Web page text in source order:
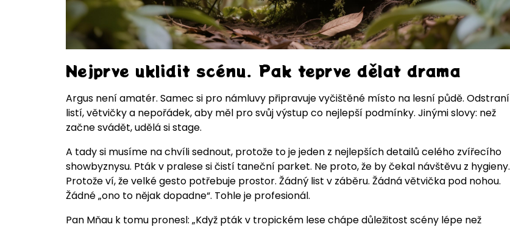
Nejprve uklidit scénu. Pak teprve dělat drama
Argus není amatér. Samec si pro námluvy připravuje vyčištěné místo na lesní půdě. Odstraní
listí, větvičky a nepořádek, aby měl pro svůj výstup co nejlepší podmínky. Jinými slovy: než
začne svádět, udělá si stage.
A tady si musíme na chvíli sednout, protože to je jeden z nejlepších detailů celého zvířecího
showbyznysu. Pták v pralese si čistí taneční parket. Ne proto, že by čekal návštěvu z hygieny.
Protože ví, že velké gesto potřebuje prostor. Žádný list v záběru. Žádná větvička pod nohou.
Žádné „ono to nějak dopadne“. Tohle je profesionál.
Pan Mňau k tomu pronesl: „Když pták v tropickém lese chápe důležitost scény lépe než